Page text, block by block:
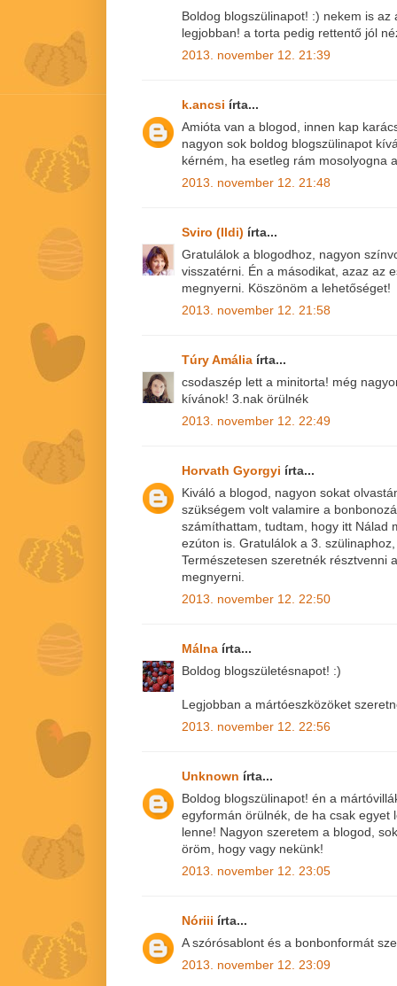
Boldog blogszülinapot! :) nekem is
legjobban! a torta pedig rettentő jól
2013. november 12. 21:39
k.ancsi írta...
Amióta van a blogod, innen kap
nagyon sok boldog blogszülinapot
kérném, ha esetleg rám mosolyogna
2013. november 12. 21:48
Sviro (Ildi) írta...
Gratulálok a blogodhoz, nagyon
visszatérni. Én a másodikat, azaz az
megnyerni. Köszönöm a lehetőséget!
2013. november 12. 21:58
Túry Amália írta...
csodaszép lett a minitorta! még
kívánok! 3.nak örülnék
2013. november 12. 22:49
Horvath Gyorgyi írta...
Kiváló a blogod, nagyon sokat
szükségem volt valamire a
számíthattam, tudtam, hogy itt Nálad
ezúton is. Gratulálok a 3.
Természetesen szeretnék résztvenni
megnyerni.
2013. november 12. 22:50
Málna írta...
Boldog blogszületésnapot! :)
Legjobban a mártóeszközöket
2013. november 12. 22:56
Unknown írta...
Boldog blogszülinapot! én a
egyformán örülnék, de ha csak egyet
lenne! Nagyon szeretem a blogod,
öröm, hogy vagy nekünk!
2013. november 12. 23:05
Nóriii írta...
A szórósablont és a bonbonformát
2013. november 12. 23:09